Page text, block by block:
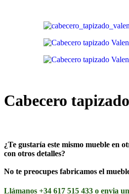
Cabecero
¿Te gustaría este mismo mueble en
con otros detalles?
No te preocupes fabricamos el
Llámanos +34 617 515 433 o envia